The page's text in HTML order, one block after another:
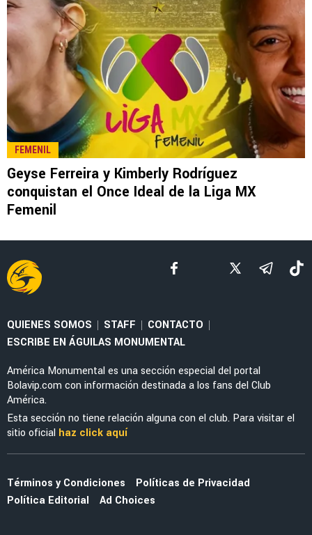
LEE TAMBIÉN
LEAGUES CUP 2026
La tajante frase de Guillermo Almada sobre la
actuación de Alan Cervantes ante San Diego
FC